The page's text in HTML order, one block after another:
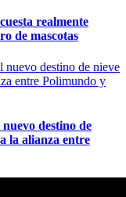
realmente
de mascotas
destino de
la alianza entre